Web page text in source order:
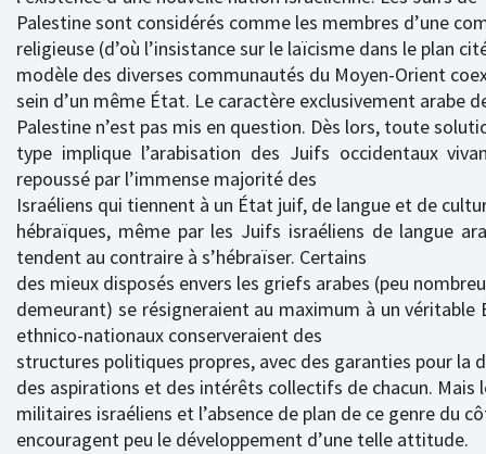
Palestine sont considérés comme les membres d’une
religieuse (d’où l’insistance sur le laïcisme dans le plan
modèle des diverses communautés du Moyen-Orient
sein d’un même État. Le caractère exclusivement arabe
Palestine n’est pas mis en question. Dès lors, toute
type implique l’arabisation des Juifs occidentaux
repoussé par l’immense majorité des
Israéliens qui tiennent à un État juif, de langue et de
hébraïques, même par les Juifs israéliens de langue
tendent au contraire à s’hébraïser. Certains
des mieux disposés envers les griefs arabes (peu
demeurant) se résigneraient au maximum à un
ethnico-nationaux conserveraient des
structures politiques propres, avec des garanties pour la
des aspirations et des intérêts collectifs de chacun. Mais
militaires israéliens et l’absence de plan de ce genre du
encouragent peu le développement d’une telle attitude.